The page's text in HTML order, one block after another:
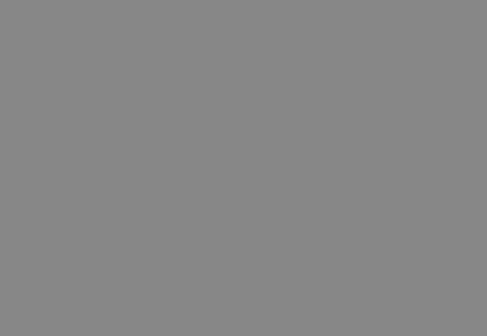
para
de cookies de
cookies de
y bots.